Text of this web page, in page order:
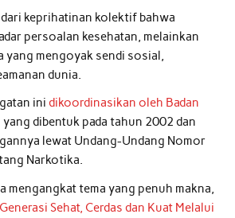
keprihatinan kolektif bahwa
persoalan kesehatan, melainkan
yang mengoyak sendi sosial,
dunia.
ini dikoordinasikan oleh Badan
yang dibentuk pada tahun 2002 dan
lewat Undang-Undang Nomor
Narkotika.
mengangkat tema yang penuh makna,
Sehat, Cerdas dan Kuat Melalui